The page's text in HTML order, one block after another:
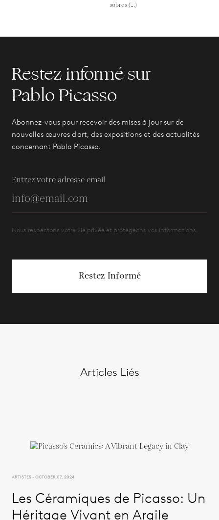
sobres (...)
Restez informé sur
Pablo Picasso
Abonnez-vous pour recevoir des mises à jour sur de
nouvelles œuvres d'art, des expositions et des actualités
concernant Pablo Picasso.
Entrez votre adresse email
Nous respectons votre vie privée et protégeons vos informations.
Restez Informé
Articles Liés
ARTISTES - OCTOBER 07, 2024
Les Céramiques de Picasso: Un
Héritage Vivant en Argile